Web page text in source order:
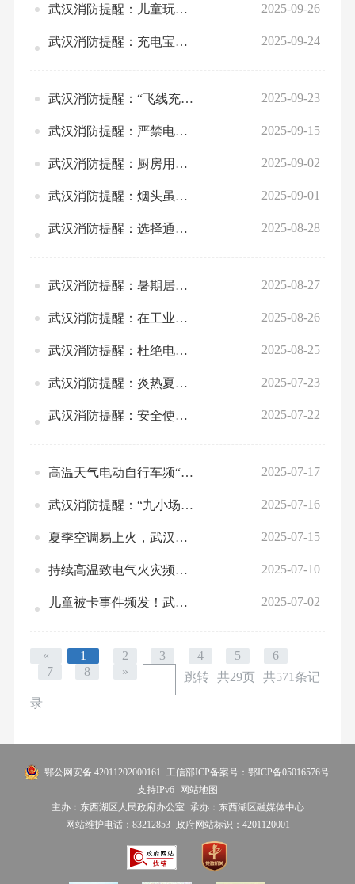
武汉消防提醒：儿童玩火安全教育不可松懈！ 2025-09-26
武汉消防提醒：充电宝安全隐患不容忽视！ 2025-09-24
武汉消防提醒：“飞线充电”存隐患，容易引发火灾或触电事故！ 2025-09-23
武汉消防提醒：严禁电动自行车进楼入户，牢记合规停放、科学充电！ 2025-09-15
武汉消防提醒：厨房用火不离人，离人一定要关火！ 2025-09-02
武汉消防提醒：烟头虽小，“火”患无穷！规避抽烟坏习惯，人人有责！ 2025-09-01
武汉消防提醒：选择通过国家3C认证的产品，牢记安全使用充电宝！ 2025-08-28
武汉消防提醒：暑期居家安全不容忽视，请勿将孩子单独留在家中 2025-08-27
武汉消防提醒：在工业生产和日常生活中，要定期检查电气线路 2025-08-26
武汉消防提醒：杜绝电动自行车违规充电、进楼入室等不当行为 2025-08-25
武汉消防提醒：炎热夏季用电量大幅提升，谨防电器“上火”！ 2025-07-23
武汉消防提醒：安全使用电动自行车，规范使用、停放、充电很重要！ 2025-07-22
高温天气电动自行车频“上火”，武汉消防发布安全用车指南 2025-07-17
武汉消防提醒：“九小场所”易发生火灾，这些消防安全知识请牢记！ 2025-07-16
夏季空调易上火，武汉消防提醒：切勿长时间超负荷使用电器 2025-07-15
持续高温致电气火灾频发，武汉消防提醒：夏季用电莫大意！ 2025-07-10
儿童被卡事件频发！武汉消防提醒：关注暑期儿童安全，谨防儿童意外伤害 2025-07-02
« 1 2 3 4 5
6
7
8 » 跳转 共29页
共571条记
录
鄂公网安备 42011202000161
工信部ICP备案号：鄂ICP备05016576号
支持IPv6 网站地图
主办：东西湖区人民政府办公室
承办：东西湖区融媒体中心
网站维护电话：83212853 政府网站标识：4201120001